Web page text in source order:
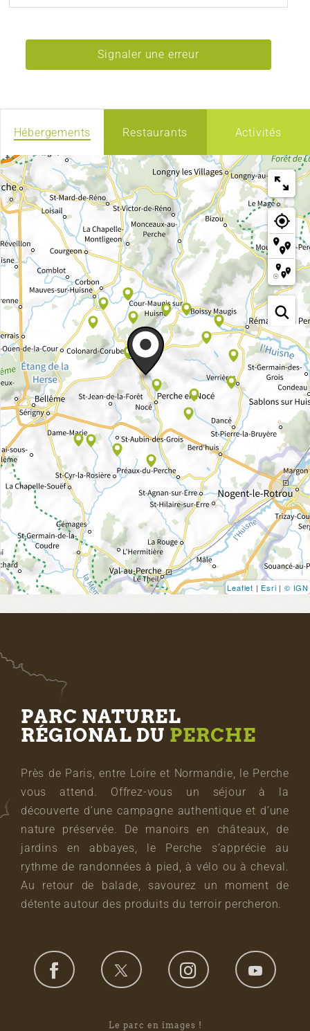
Signaler une erreur
Hébergements Restaurants Activités
Leaflet | Esri | © IGN
PARC NATUREL
RÉGIONAL DU PERCHE
Près de Paris, entre Loire et Normandie, le Perche
vous attend. Offrez-vous un séjour à la
découverte d’une campagne authentique et d’une
nature préservée. De manoirs en châteaux, de
jardins en abbayes, le Perche s’apprécie au
rythme de randonnées à pied, à vélo ou à cheval.
Au retour de balade, savourez un moment de
détente autour des produits du terroir percheron.
Le parc en images !